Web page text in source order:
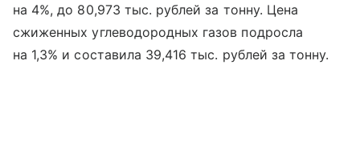
на 4%, до 80,973 тыс. рублей за тонну. Цена
сжиженных углеводородных газов подросла
на 1,3% и составила 39,416 тыс. рублей за тонну.